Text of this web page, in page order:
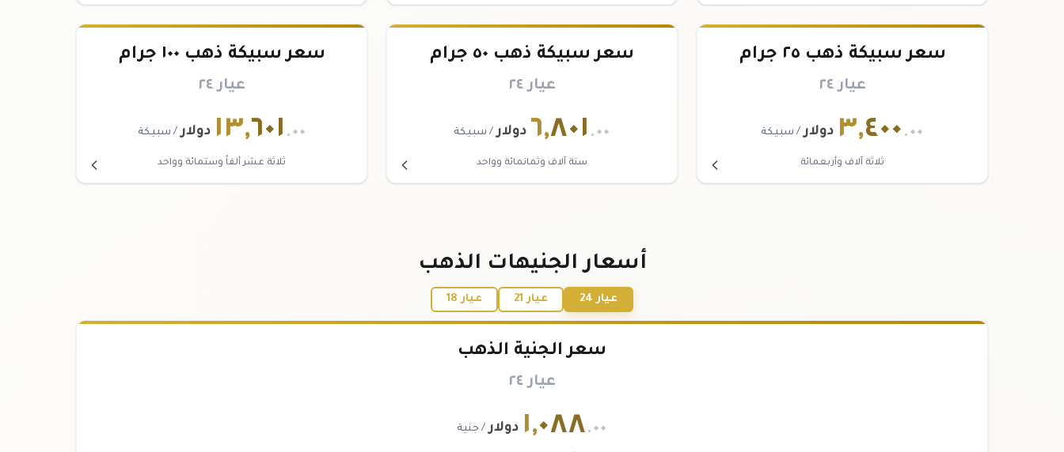
سعر سبيكة ذهب ٢٥ جرام
عيار ٢٤
٣,٤٠٠ .٠٠ دولار / سبيكة
ثلاثة آلاف وأربعمائة
سعر سبيكة ذهب ٥٠ جرام
عيار ٢٤
٦,٨٠١ .٠٠ دولار / سبيكة
ستة آلاف وثمانمائة وواحد
سعر سبيكة ذهب ١٠٠ جرام
عيار ٢٤
١٣,٦٠١ .٠٠ دولار / سبيكة
ثلاثة عشر ألفاً وستمائة وواحد
أسعار الجنيهات الذهب
عيار 24 عيار 21 عيار 18
سعر الجنية الذهب
عيار ٢٤
١,٠٨٨.٠٠ دولار / جنية